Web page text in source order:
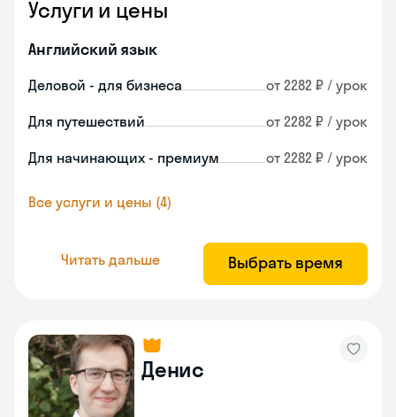
Услуги и цены
Английский язык
Деловой - для бизнеса от 2282 ₽ / урок
Для путешествий от 2282 ₽ / урок
Для начинающих - премиум от 2282 ₽ / урок
Все услуги и цены (4)
Читать дальше Выбрать время
Денис